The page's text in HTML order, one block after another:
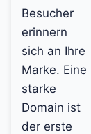
Besucher
erinnern
sich an Ihre
Marke. Eine
starke
Domain ist
der erste